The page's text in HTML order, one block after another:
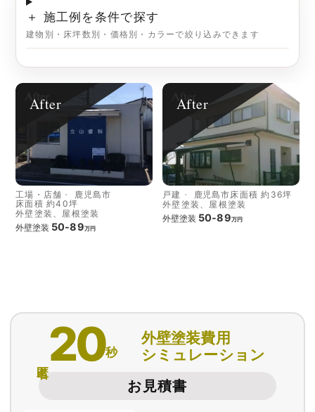
＋ 施工例を条件で探す
建物別・床坪数別・価格別・カラーで絞り込みできます
After
工場・店舗
鹿児島市
床面積 約40坪
外壁塗装、屋根塗装
外壁塗装 50-89万円
After
戸建 鹿児島市床面積 約36坪
外壁塗装、屋根塗装
外壁塗装 50-89万円
20秒
外壁塗装費用
シミュレーション
お見積書